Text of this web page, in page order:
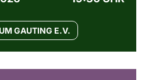
GAUTING E.V.